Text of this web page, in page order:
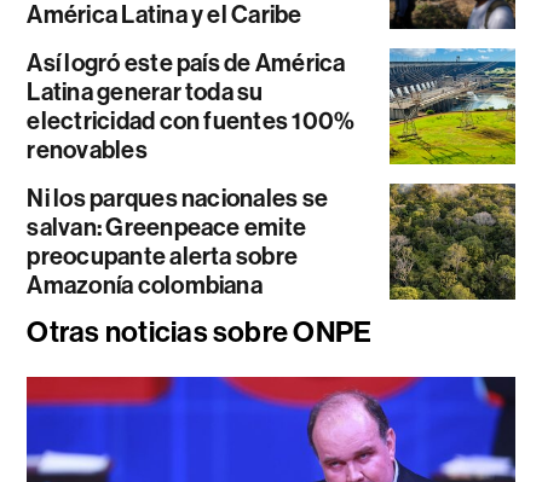
América Latina y el Caribe
Así logró este país de América
Latina generar toda su
electricidad con fuentes 100%
renovables
Ni los parques nacionales se
salvan: Greenpeace emite
preocupante alerta sobre
Amazonía colombiana
Otras noticias sobre ONPE